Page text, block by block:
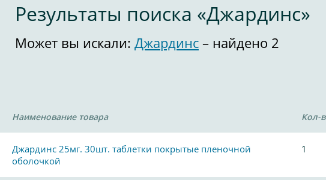
Результаты поиска «Джардинс»
Может вы искали: Джардинс – найдено 2
Наименование товара Кол-
Джардинс 25мг. 30шт. таблетки покрытые пленочной
оболочкой
1